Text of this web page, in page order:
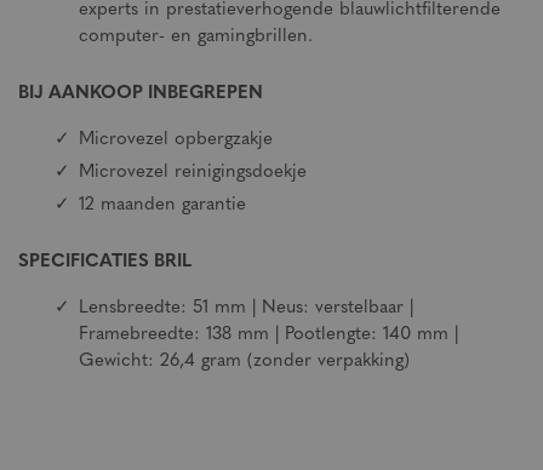
experts in prestatieverhogende blauwlichtfilterende
computer- en gamingbrillen.
BIJ AANKOOP INBEGREPEN
Microvezel opbergzakje
Microvezel reinigingsdoekje
12 maanden garantie
SPECIFICATIES BRIL
Lensbreedte: 51 mm | Neus: verstelbaar |
Framebreedte: 138 mm | Pootlengte: 140 mm |
Gewicht: 26,4 gram (zonder verpakking)